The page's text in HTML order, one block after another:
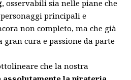
, osservabili sia nelle piane che
principali e
non completo, ma che già
gran cura e passione da parte
che la nostra